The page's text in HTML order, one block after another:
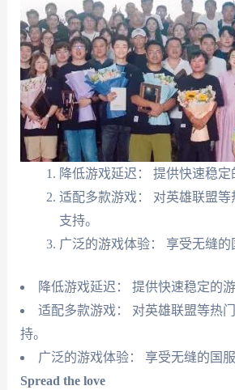
降低游戏延迟： 提供快速稳定
适配多款游戏： 对英雄联盟
支持。
广泛的游戏体验： 享受无缝的
降低游戏延迟： 提供快速稳定的游
适配多款游戏： 对英雄联盟等热
持。
广泛的游戏体验： 享受无缝的国服
Spread the love